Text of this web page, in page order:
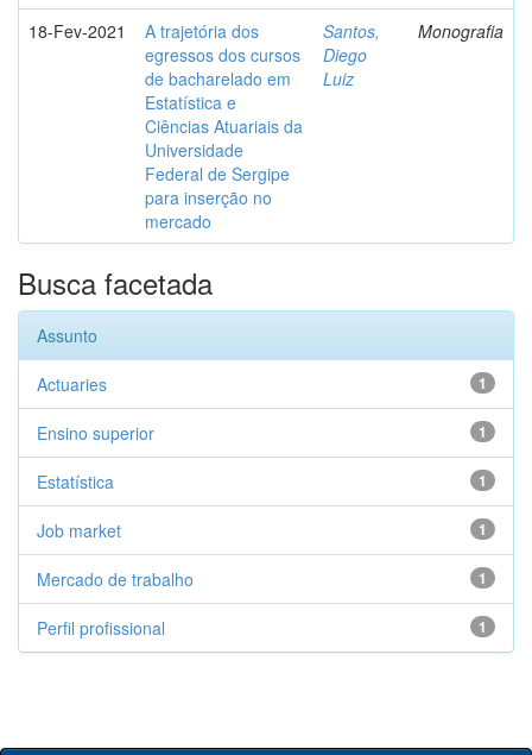
18-Fev-2021
A trajetória dos
egressos dos cursos
de bacharelado em
Estatística e
Ciências Atuariais da
Universidade
Federal de Sergipe
para inserção no
mercado
Santos,
Diego
Luiz
Monografia
Busca facetada
Assunto
1
Actuaries
1
Ensino superior
1
Estatística
1
Job market
1
Mercado de trabalho
1
Perfil profissional